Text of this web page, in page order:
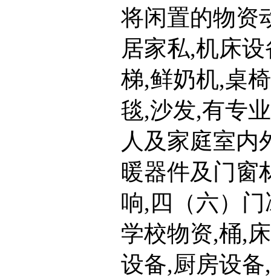
将闲置的物资
居家私,机床
梯,鲜奶机,桌
毯,沙发,有专
人及家庭室内
暖器件及门窗
响,四（六）
学校物资,桶,
设备,厨房设